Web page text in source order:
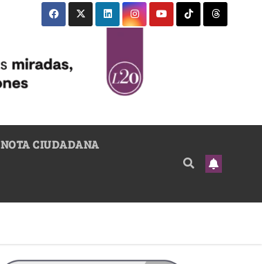
NOTA CIUDADANA